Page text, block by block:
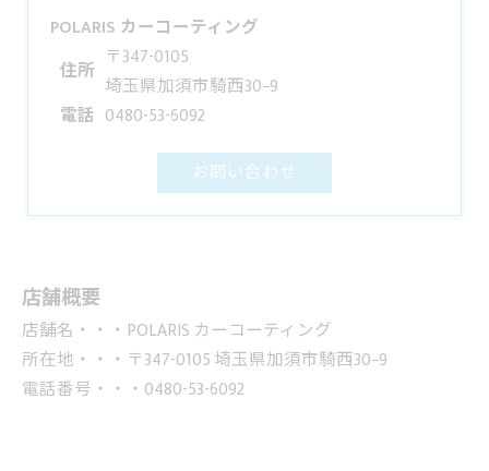
POLARIS カーコーティング
住所 〒347-0105
埼玉県加須市騎西30−9
電話 0480-53-6092
お問い合わせ
店舗概要
店舗名・・・POLARIS カーコーティング
所在地・・・〒347-0105 埼玉県加須市騎西30−9
電話番号・・・0480-53-6092